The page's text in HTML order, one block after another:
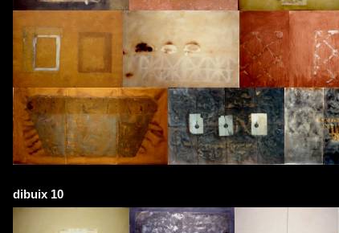
dibuix 10